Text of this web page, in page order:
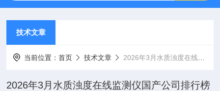
技术文章
当前位置：首页 技术文章 2026年3月水质浊度在线监测仪国产公司排行榜​
2026年3月水质浊度在线监测仪国产公司排行榜​